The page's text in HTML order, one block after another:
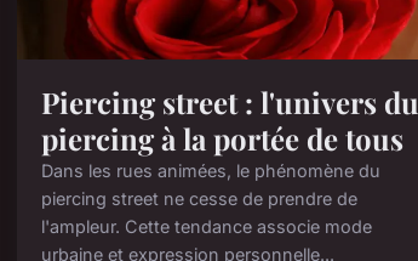
Piercing street : l'univers du
piercing à la portée de tous
Dans les rues animées, le phénomène du
piercing street ne cesse de prendre de
l'ampleur. Cette tendance associe mode
urbaine et expression personnelle...